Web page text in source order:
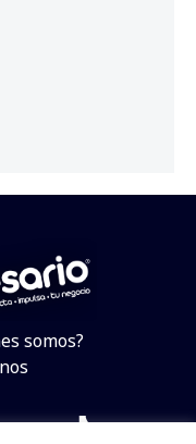
somos?
YouTube
TikTok